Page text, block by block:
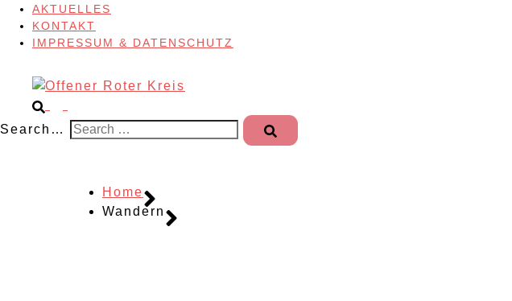
AKTUELLES
KONTAKT
IMPRESSUM & DATENSCHUTZ
Search…
Home
Wandern